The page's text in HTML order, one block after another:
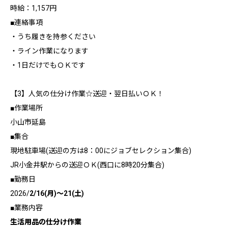
時給：1,157円
■連絡事項
・うち履きを持参ください
・ライン作業になります
・1日だけでもＯＫです
【3】人気の仕分け作業☆送迎・翌日払いＯＫ！
■作業場所
小山市延島
■集合
現地駐車場(送迎の方は8：00にジョブセレクション集合)
JR小金井駅からの送迎ＯＫ(西口に8時20分集合)
■勤務日
2026/2/16(月)～21(土)
■業務内容
生活用品の仕分け作業